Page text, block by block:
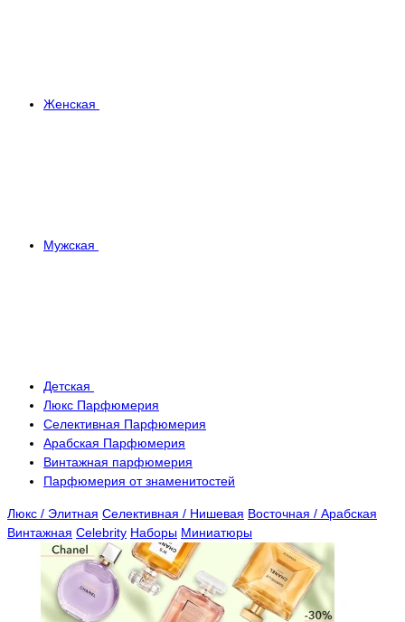
Женская
Мужская
Детская
Люкс Парфюмерия
Селективная Парфюмерия
Арабская Парфюмерия
Винтажная парфюмерия
Парфюмерия от знаменитостей
Люкс / Элитная Селективная / Нишевая Восточная / Арабская
Винтажная Celebrity Наборы Миниатюры